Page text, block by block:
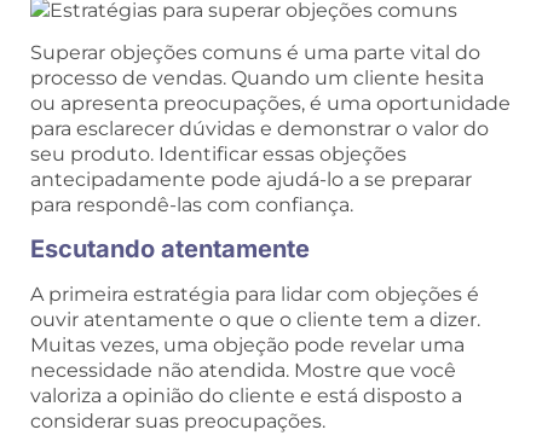
Superar objeções comuns é uma parte vital do
processo de vendas. Quando um cliente hesita
ou apresenta preocupações, é uma oportunidade
para esclarecer dúvidas e demonstrar o valor do
seu produto. Identificar essas objeções
antecipadamente pode ajudá-lo a se preparar
para respondê-las com confiança.
Escutando atentamente
A primeira estratégia para lidar com objeções é
ouvir atentamente o que o cliente tem a dizer.
Muitas vezes, uma objeção pode revelar uma
necessidade não atendida. Mostre que você
valoriza a opinião do cliente e está disposto a
considerar suas preocupações.